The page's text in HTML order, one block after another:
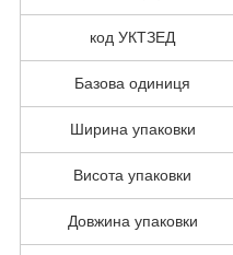
код УКТЗЕД
Базова одиниця
Ширина упаковки
Висота упаковки
Довжина упаковки